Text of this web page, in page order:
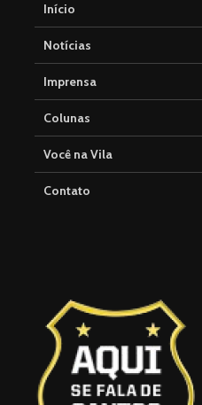
Início
Notícias
Imprensa
Colunas
Você na Vila
Contato